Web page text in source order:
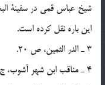
این باره نقل کرده است.
3 ـ الدر الثمین، ص 20.
4 ـ مناقب ابن شهر آشوب، ج 3، ص 4.